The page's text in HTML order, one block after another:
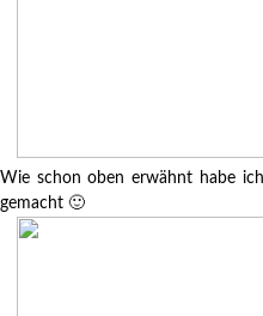
Wie schon oben erwähnt habe
gemacht 🙂